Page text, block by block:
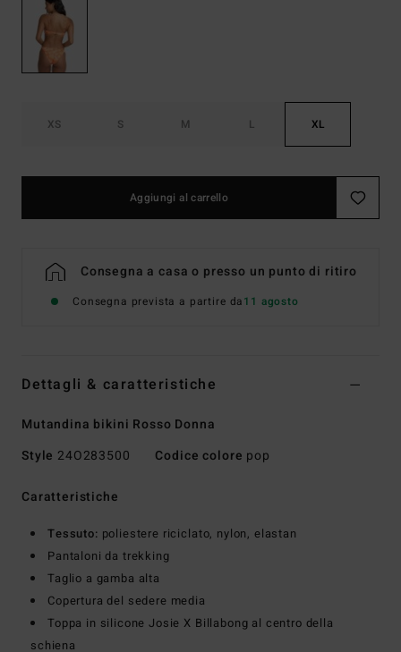
XS S M L XL
Aggiungi al carrello
Consegna a casa o presso un punto di ritiro
Consegna prevista a partire da11 agosto
Dettagli & caratteristiche
Mutandina bikini Rosso Donna
Style 24O283500 Codice colore pop
Caratteristiche
Tessuto: poliestere riciclato, nylon, elastan
Pantaloni da trekking
Taglio a gamba alta
Copertura del sedere media
Toppa in silicone Josie X Billabong al centro della
schiena